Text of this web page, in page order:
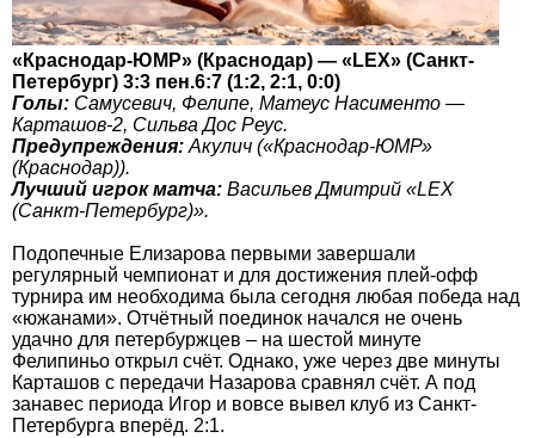
«Краснодар-ЮМР» (Краснодар) — «LEX» (Санкт-
Петербург) 3:3 пен.6:7 (1:2, 2:1, 0:0)
Голы: Самусевич, Фелипе, Матеус Насименто —
Карташов-2, Сильва Дос Реус.
Предупреждения: Акулич («Краснодар-ЮМР»
(Краснодар)).
Лучший игрок матча: Васильев Дмитрий «LEX
(Санкт-Петербург)».
Подопечные Елизарова первыми завершали
регулярный чемпионат и для достижения плей-офф
турнира им необходима была сегодня любая победа над
«южанами». Отчётный поединок начался не очень
удачно для петербуржцев – на шестой минуте
Фелипиньо открыл счёт. Однако, уже через две минуты
Карташов с передачи Назарова сравнял счёт. А под
занавес периода Игор и вовсе вывел клуб из Санкт-
Петербурга вперёд. 2:1.